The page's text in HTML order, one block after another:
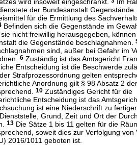
der Bundesanstalt Gegenstände
für die Ermittlung des
Befinden sich die Gegenstände im
nicht freiwillig herausgegeben, können
die Gegenstände beschlagnahmen.
sind, außer bei Gefahr im
6 Zuständig ist das Amtsgericht
Entscheidung ist die Beschwerde
Strafprozessordnung gelten
Anordnung gilt § 98 Absatz 2
10 Zuständiges Gericht für die
Entscheidung ist das
ist eine Niederschrift zu
Grund, Zeit und Ort der
13 Die Sätze 1 bis 11 gelten für die
soweit dies zur Verfolgung von
2016/1011 geboten ist.